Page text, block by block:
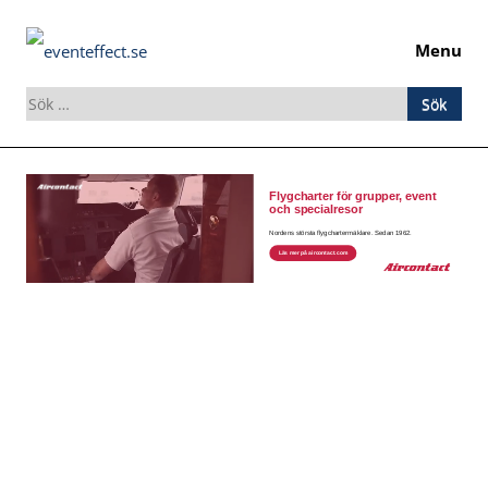
Menu
Sök
efter:
Skip
content